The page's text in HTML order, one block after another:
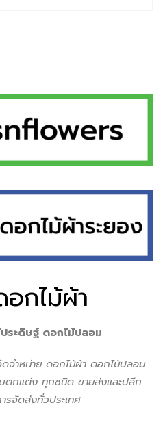
กไม้ผ้า
ระดิษฐ์ ดอกไม้ปลอม
จำหน่าย ดอกไม้ผ้า ดอกไม้ปลอม
กแต่ง ทุกชนิด ขายส่งเเละปลีก
รจัดส่งทั่วประเทศ